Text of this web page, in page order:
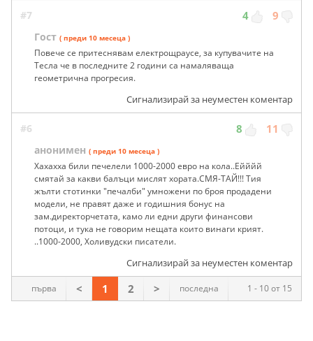
#7 4 9
Гост ( преди 10 месеца )
Повече се притеснявам електрощраусе, за купувачите на
Тесла че в последните 2 години са намаляваща
геометрична прогресия.
Сигнализирай за неуместен коментар
#6 8 11
анонимен ( преди 10 месеца )
Хахахха били печелели 1000-2000 евро на кола..Ейййй
смятай за какви балъци мислят хората.СМЯ-ТАЙ!!! Тия
жълти стотинки "печалби" умножени по броя продадени
модели, не правят даже и годишния бонус на
зам.директорчетата, камо ли едни други финансови
потоци, и тука не говорим нещата които винаги крият.
..1000-2000, Холивудски писатели.
Сигнализирай за неуместен коментар
1 - 10 от 15
първа < 1 2 > последна